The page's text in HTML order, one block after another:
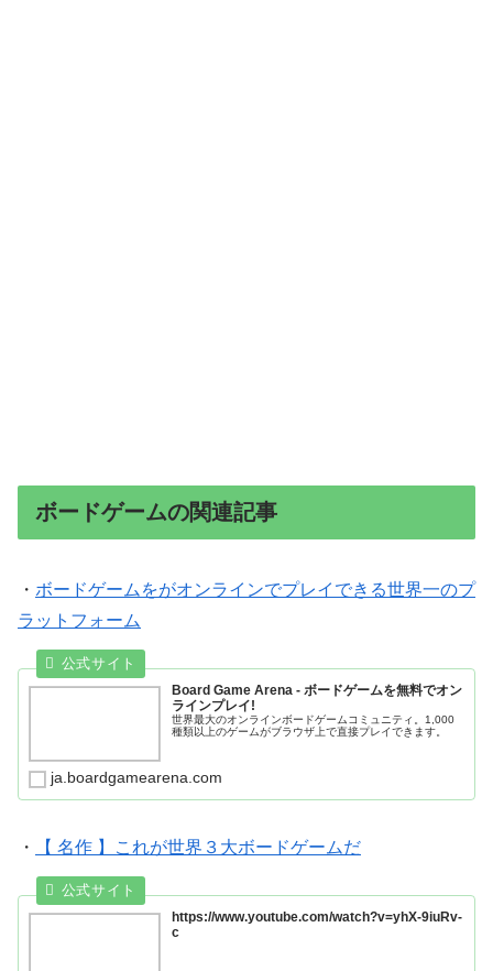
ボードゲームの関連記事
・ ボードゲームをがオンラインでプレイできる世界一のプ
ラットフォーム
Board Game Arena - ボードゲームを無料でオン
ラインプレイ!
世界最大のオンラインボードゲームコミュニティ。1,000
種類以上のゲームがブラウザ上で直接プレイできます。
ja.boardgamearena.com
・ 【 名作 】これが世界３大ボードゲームだ
https://www.youtube.com/watch?v=yhX-9iuRv-
c